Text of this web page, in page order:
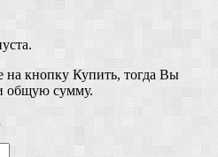
кнопку Купить, тогда Вы
общую сумму.